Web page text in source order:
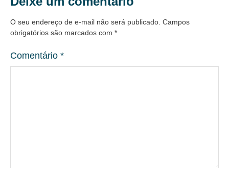
O seu endereço de e-mail não será publicado. Campos
obrigatórios são marcados com *
Comentário *